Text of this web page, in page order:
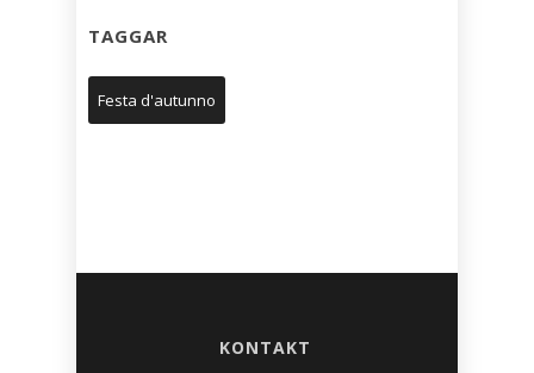
TAGGAR
Festa d'autunno
KONTAKT